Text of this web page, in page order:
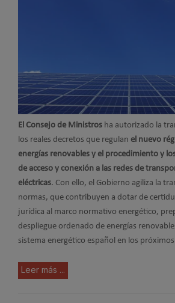
El Consejo de Ministros ha autorizado la
los reales decretos que regulan el nuevo
energías renovables y el procedimiento y
de acceso y conexión a las redes de
eléctricas. Con ello, el Gobierno agiliza la
normas, que contribuyen a dotar de
jurídica al marco normativo energético,
despliegue ordenado de energías
sistema energético español en los
Leer más ...